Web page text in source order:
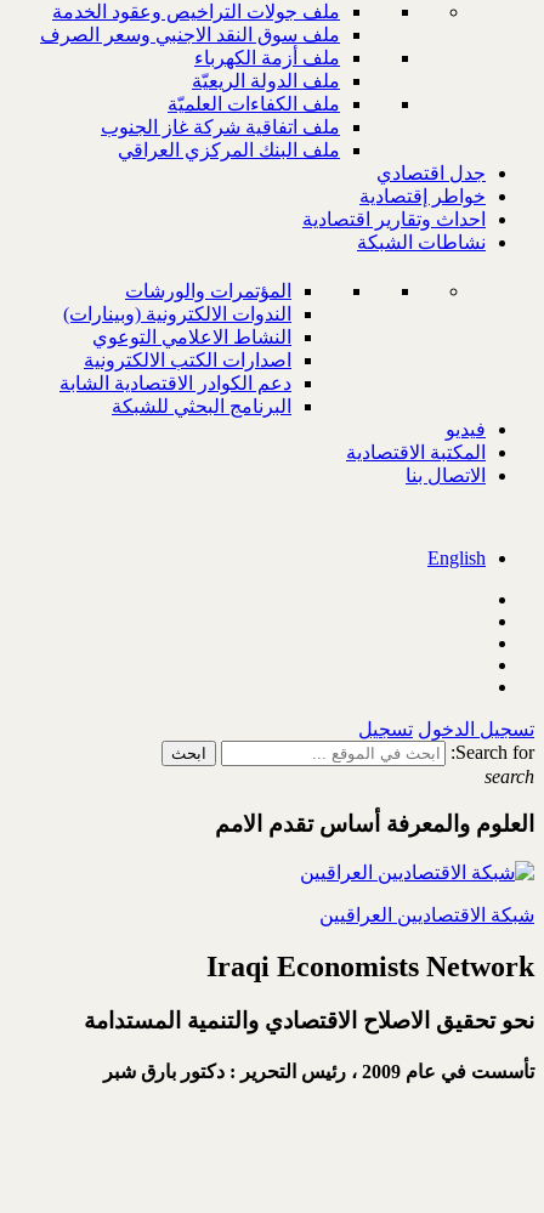
ملف جولات التراخيص وعقود الخدمة
ملف سوق النقد الاجنبي وسعر الصرف
ملف أزمة الكهرباء
ملف الدولة الريعيّة
ملف الكفاءات العلميّة
ملف اتفاقية شركة غاز الجنوب
ملف البنك المركزي العراقي
جدل اقتصادي
خواطر إقتصادية
احداث وتقارير اقتصادية
نشاطات الشبكة
المؤتمرات والورشات
الندوات الالكترونية (وبينارات)
النشاط الاعلامي التوعوي
اصدارات الكتب الالكترونية
دعم الكوادر الاقتصادية الشابة
البرنامج البحثي للشبكة
فيديو
المكتبة الاقتصادية
الاتصال بنا
English
تسجيل الدخول تسجيل
Search for:
search
العلوم والمعرفة أساس تقدم الامم
شبكة الاقتصاديين العراقيين
Iraqi Economists Network
نحو تحقيق الاصلاح الاقتصادي والتنمية المستدامة
تأسست في عام 2009 ، رئيس التحرير : دكتور بارق شبر